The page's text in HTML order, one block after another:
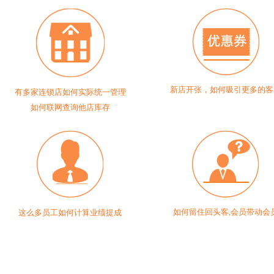
有多家连锁店如何实际统一管理
如何联网查询他店库存
新店开张，如何吸引更多的
这么多员工如何计算业绩提成 如何留住回头客,会员带动会